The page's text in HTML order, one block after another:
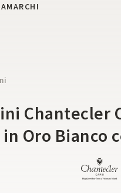
MARCHI
Chantecler
in Oro Bianco